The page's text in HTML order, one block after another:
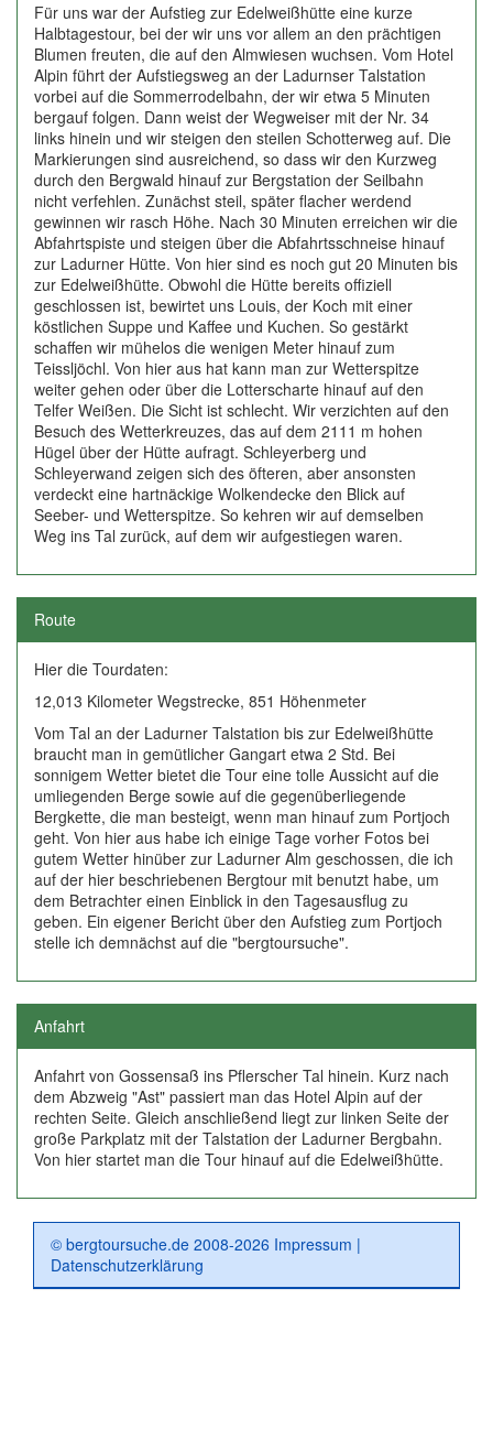
Für uns war der Aufstieg zur Edelweißhütte eine kurze
Halbtagestour, bei der wir uns vor allem an den prächtigen
Blumen freuten, die auf den Almwiesen wuchsen. Vom Hotel
Alpin führt der Aufstiegsweg an der Ladurnser Talstation
vorbei auf die Sommerrodelbahn, der wir etwa 5 Minuten
bergauf folgen. Dann weist der Wegweiser mit der Nr. 34
links hinein und wir steigen den steilen Schotterweg auf. Die
Markierungen sind ausreichend, so dass wir den Kurzweg
durch den Bergwald hinauf zur Bergstation der Seilbahn
nicht verfehlen. Zunächst steil, später flacher werdend
gewinnen wir rasch Höhe. Nach 30 Minuten erreichen wir die
Abfahrtspiste und steigen über die Abfahrtsschneise hinauf
zur Ladurner Hütte. Von hier sind es noch gut 20 Minuten bis
zur Edelweißhütte. Obwohl die Hütte bereits offiziell
geschlossen ist, bewirtet uns Louis, der Koch mit einer
köstlichen Suppe und Kaffee und Kuchen. So gestärkt
schaffen wir mühelos die wenigen Meter hinauf zum
Teissljöchl. Von hier aus hat kann man zur Wetterspitze
weiter gehen oder über die Lotterscharte hinauf auf den
Telfer Weißen. Die Sicht ist schlecht. Wir verzichten auf den
Besuch des Wetterkreuzes, das auf dem 2111 m hohen
Hügel über der Hütte aufragt. Schleyerberg und
Schleyerwand zeigen sich des öfteren, aber ansonsten
verdeckt eine hartnäckige Wolkendecke den Blick auf
Seeber- und Wetterspitze. So kehren wir auf demselben
Weg ins Tal zurück, auf dem wir aufgestiegen waren.
Route
Hier die Tourdaten:
12,013 Kilometer Wegstrecke, 851 Höhenmeter
Vom Tal an der Ladurner Talstation bis zur Edelweißhütte
braucht man in gemütlicher Gangart etwa 2 Std. Bei
sonnigem Wetter bietet die Tour eine tolle Aussicht auf die
umliegenden Berge sowie auf die gegenüberliegende
Bergkette, die man besteigt, wenn man hinauf zum Portjoch
geht. Von hier aus habe ich einige Tage vorher Fotos bei
gutem Wetter hinüber zur Ladurner Alm geschossen, die ich
auf der hier beschriebenen Bergtour mit benutzt habe, um
dem Betrachter einen Einblick in den Tagesausflug zu
geben. Ein eigener Bericht über den Aufstieg zum Portjoch
stelle ich demnächst auf die "bergtoursuche".
Anfahrt
Anfahrt von Gossensaß ins Pflerscher Tal hinein. Kurz nach
dem Abzweig "Ast" passiert man das Hotel Alpin auf der
rechten Seite. Gleich anschließend liegt zur linken Seite der
große Parkplatz mit der Talstation der Ladurner Bergbahn.
Von hier startet man die Tour hinauf auf die Edelweißhütte.
© bergtoursuche.de 2008-2026 Impressum |
Datenschutzerklärung